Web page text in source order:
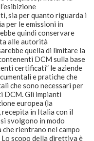
sia per quanto riguarda i
per le emissioni in
quindi conservare
alle autorità
quella di limitare la
DCM sulla base
certificati” le aziende
e pratiche che
che sono necessari per
DCM. Gli impianti
europea (la
in Italia con il
svolgono in modo
rientrano nel campo
scopo della direttiva è